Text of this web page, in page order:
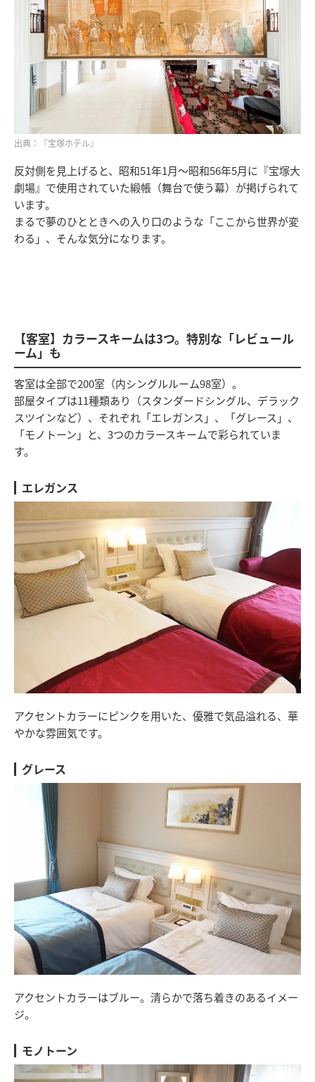
出典：『宝塚ホテル』
反対側を見上げると、昭和51年1月〜昭和56年5月に『宝塚大
劇場』で使用されていた緞帳（舞台で使う幕）が掲げられて
います。
まるで夢のひとときへの入り口のような「ここから世界が変
わる」、そんな気分になります。
【客室】カラースキームは3つ。特別な「レビュール
ーム」も
客室は全部で200室（内シングルルーム98室）。
部屋タイプは11種類あり（スタンダードシングル、デラック
スツインなど）、それぞれ「エレガンス」、「グレース」、
「モノトーン」と、3つのカラースキームで彩られていま
す。
エレガンス
アクセントカラーにピンクを用いた、優雅で気品溢れる、華
やかな雰囲気です。
グレース
アクセントカラーはブルー。清らかで落ち着きのあるイメー
ジ。
モノトーン